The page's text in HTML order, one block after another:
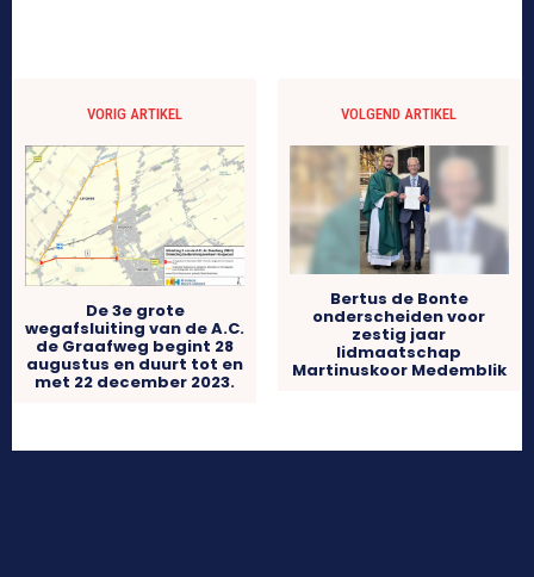
VORIG ARTIKEL
De 3e grote
wegafsluiting van de A.C.
de Graafweg begint 28
augustus en duurt tot en
met 22 december 2023.
VOLGEND ARTIKEL
Bertus de Bonte
onderscheiden voor
zestig jaar
lidmaatschap
Martinuskoor Medemblik